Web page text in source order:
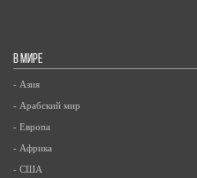
В МИРЕ
- Азия
- Арабский мир
- Европа
- Африка
- США